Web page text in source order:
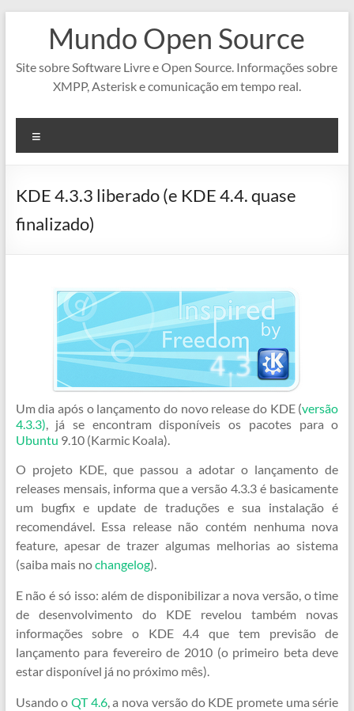
conteúdo
Mundo Open Source
Site sobre Software Livre e Open Source. Informações sobre
XMPP, Asterisk e comunicação em tempo real.
KDE 4.3.3 liberado (e KDE 4.4. quase
finalizado)
Um dia após o lançamento do novo release do KDE (versão
4.3.3), já se encontram disponíveis os pacotes para o
Ubuntu 9.10 (Karmic Koala).
O projeto KDE, que passou a adotar o lançamento de
releases mensais, informa que a versão 4.3.3 é basicamente
um bugfix e update de traduções e sua instalação é
recomendável. Essa release não contém nenhuma nova
feature, apesar de trazer algumas melhorias ao sistema
(saiba mais nochangelog).
E não é só isso: além de disponibilizar a nova versão, o time
de desenvolvimento do KDE revelou também novas
informações sobre o KDE 4.4 que tem previsão de
lançamento para fevereiro de 2010 (o primeiro beta deve
estar disponível já no próximo mês).
Usando oQT 4.6, a nova versão do KDE promete uma série